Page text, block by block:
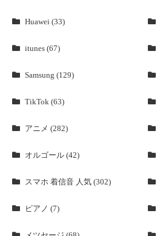
Huawei (33)
itunes (67)
Samsung (129)
TikTok (63)
アニメ (282)
オルゴール (42)
スマホ 着信音 人気 (302)
ピアノ (7)